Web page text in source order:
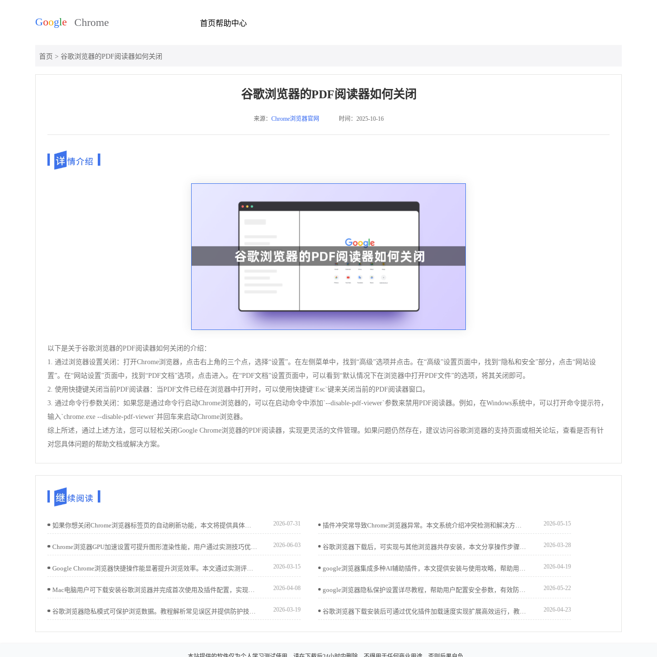
首页帮助中心
首页 > 谷歌浏览器的PDF阅读器如何关闭
谷歌浏览器的PDF阅读器如何关闭
来源： Chrome浏览器官网 时间：2025-10-16
以下是关于谷歌浏览器的PDF阅读器如何关闭的介绍：
1. 通过浏览器设置关闭：打开Chrome浏览器，点击右上角的三个点，选择“设置”。在左侧菜单中，找到“高级”选项并点击。在“高级”设置页面中，找到“隐私和安全”部分，点击“网站设
置”。在“网站设置”页面中，找到“PDF文档”选项，点击进入。在“PDF文档”设置页面中，可以看到“默认情况下在浏览器中打开PDF文件”的选项，将其关闭即可。
2. 使用快捷键关闭当前PDF阅读器：当PDF文件已经在浏览器中打开时，可以使用快捷键`Esc`键来关闭当前的PDF阅读器窗口。
3. 通过命令行参数关闭：如果您是通过命令行启动Chrome浏览器的，可以在启动命令中添加`--disable-pdf-viewer`参数来禁用PDF阅读器。例如，在Windows系统中，可以打开命令提示符，
输入`chrome.exe --disable-pdf-viewer`并回车来启动Chrome浏览器。
综上所述，通过上述方法，您可以轻松关闭Google Chrome浏览器的PDF阅读器，实现更灵活的文件管理。如果问题仍然存在，建议访问谷歌浏览器的支持页面或相关论坛，查看是否有针
对您具体问题的帮助文档或解决方案。
如果你想关闭Chrome浏览器标签页的自动刷新功能，本文将提供具体的操作步骤，帮助你避免不必要的页面刷新。 2026-07-31 插件冲突常导致Chrome浏览器异常。本文系统介绍冲突检测和解决方案，帮助用户快速定位并修复问题，保障浏览器稳定流畅。 2026-05-15
Chrome浏览器GPU加速设置可提升图形渲染性能，用户通过实测技巧优化硬件加速配置，实现浏览器流畅显示和高效操作。 2026-06-03 谷歌浏览器下载后，可实现与其他浏览器共存安装，本文分享操作步骤和环境配置经验，帮助用户在多浏览器环境下稳定使用谷歌浏览器。 2026-03-28
Google Chrome浏览器快捷操作能显著提升浏览效率。本文通过实测评测不同快捷操作方法，帮助用户掌握高效操作技巧，提高日常使用体验。 2026-03-15 google浏览器集成多种AI辅助插件，本文提供安装与使用攻略，帮助用户快速上手，提升学习与办公效率，增强浏览器智能化体验。 2026-04-19
Mac电脑用户可下载安装谷歌浏览器并完成首次使用及插件配置，实现操作优化和扩展管理。 2026-04-08 google浏览器隐私保护设置详尽教程，帮助用户配置安全参数，有效防止隐私泄露，保障个人信息安全。 2026-05-22
谷歌浏览器隐私模式可保护浏览数据。教程解析常见误区并提供防护技巧，确保用户在浏览网页时隐私安全得到有效保障。 2026-03-19 谷歌浏览器下载安装后可通过优化插件加载速度实现扩展高效运行，教程提供方法。用户可加快插件启动，提升整体浏览效率。 2026-04-23